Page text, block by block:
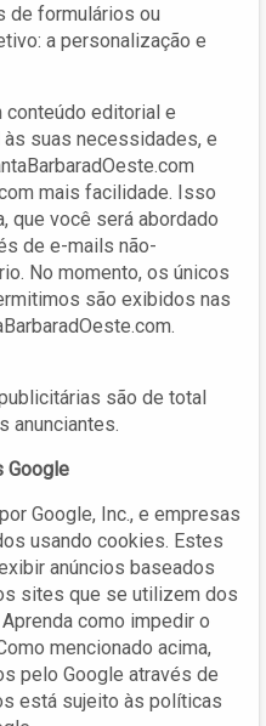
de formulários ou
a personalização e
conteúdo editorial e
suas necessidades, e
mais facilidade. Isso
que você será abordado
de e-mails não-
No momento, os únicos
são exibidos nas
são de total
anunciantes.
Google
Google, Inc., e empresas
usando cookies. Estes
anúncios baseados
sites que se utilizem dos
como impedir o
mencionado acima,
pelo Google através de
está sujeito às políticas